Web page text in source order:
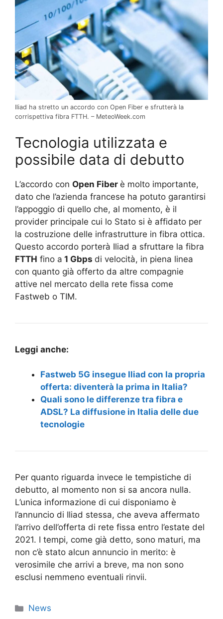
Iliad ha stretto un accordo con Open Fiber e sfrutterà la
corrispettiva fibra FTTH. – MeteoWeek.com
Tecnologia utilizzata e
possibile data di debutto
L’accordo con Open Fiber è molto importante,
dato che l’azienda francese ha potuto garantirsi
l’appoggio di quello che, al momento, è il
provider principale cui lo Stato si è affidato per
la costruzione delle infrastrutture in fibra ottica.
Questo accordo porterà Iliad a sfruttare la fibra
FTTH fino a 1 Gbps di velocità, in piena linea
con quanto già offerto da altre compagnie
attive nel mercato della rete fissa come
Fastweb o TIM.
Leggi anche:
Fastweb 5G insegue Iliad con la propria
offerta: diventerà la prima in Italia?
Quali sono le differenze tra fibra e
ADSL? La diffusione in Italia delle due
tecnologie
Per quanto riguarda invece le tempistiche di
debutto, al momento non si sa ancora nulla.
L’unica informazione di cui disponiamo è
l’annuncio di Iliad stessa, che aveva affermato
l’arrivo dell’offerta di rete fissa entro l’estate del
2021. I tempi, come già detto, sono maturi, ma
non c’è stato alcun annuncio in merito: è
verosimile che arrivi a breve, ma non sono
esclusi nemmeno eventuali rinvii.
Categorie
News